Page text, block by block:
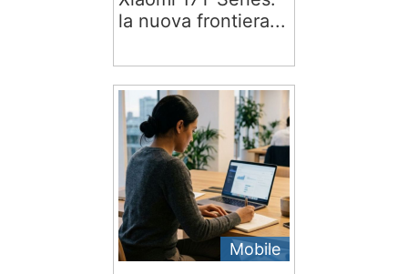
la nuova frontiera...
Mobile